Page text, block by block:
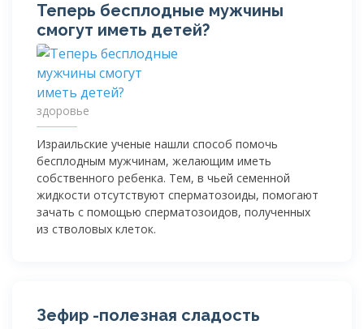
Теперь бесплодные мужчины
смогут иметь детей?
здоровье
Израильские ученые нашли способ помочь
бесплодным мужчинам, желающим иметь
собственного ребенка. Тем, в чьей семенной
жидкости отсутствуют сперматозоиды, помогают
зачать с помощью сперматозоидов, полученных
из стволовых клеток.
Зефир -полезная сладость